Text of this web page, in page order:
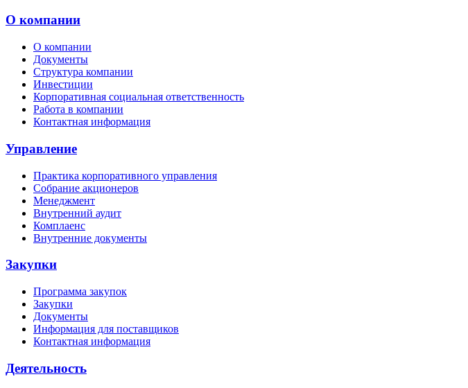
О компании
О компании
Документы
Структура компании
Инвестиции
Корпоративная социальная ответственность
Работа в компании
Контактная информация
Управление
Практика корпоративного управления
Собрание акционеров
Менеджмент
Внутренний аудит
Комплаенс
Внутренние документы
Закупки
Программа закупок
Закупки
Документы
Информация для поставщиков
Контактная информация
Деятельность